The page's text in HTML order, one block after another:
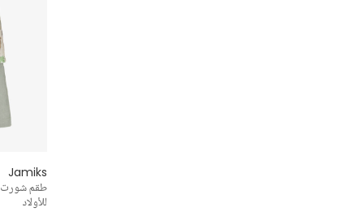
Jamiks
طقم شورت
للأولاد